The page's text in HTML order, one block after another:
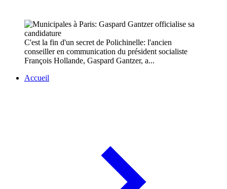
C'est la fin d'un secret de Polichinelle: l'ancien
conseiller en communication du président socialiste
François Hollande, Gaspard Gantzer, a...
Accueil